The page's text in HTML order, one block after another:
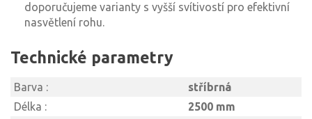
doporučujeme varianty s vyšší svítivostí pro efektivní
nasvětlení rohu.
Technické parametry
Barva :
stříbrná
Délka :
2500 mm